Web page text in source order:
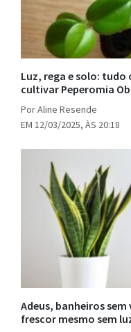
Luz, rega e solo: tudo
cultivar Peperomia
Por Aline Resende
EM 12/03/2025, ÀS 20:18
Adeus, banheiros
frescor mesmo sem